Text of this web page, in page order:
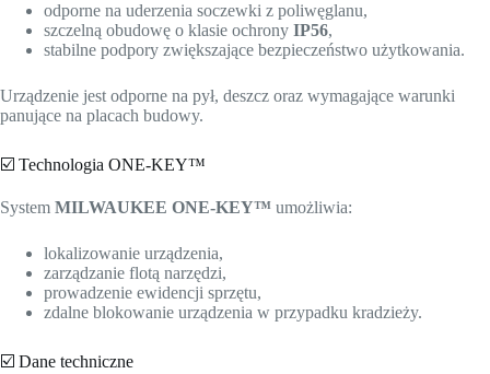
odporne na uderzenia soczewki z poliwęglanu,
szczelną obudowę o klasie ochrony IP56,
stabilne podpory zwiększające bezpieczeństwo użytkowania.
Urządzenie jest odporne na pył, deszcz oraz wymagające warunki
panujące na placach budowy.
☑️ Technologia ONE-KEY™
System MILWAUKEE ONE-KEY™ umożliwia:
lokalizowanie urządzenia,
zarządzanie flotą narzędzi,
prowadzenie ewidencji sprzętu,
zdalne blokowanie urządzenia w przypadku kradzieży.
☑️ Dane techniczne